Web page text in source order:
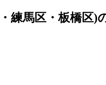
練馬区・板橋区